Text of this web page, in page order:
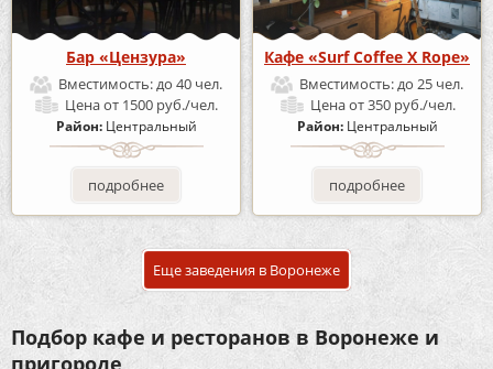
Бар «Цензура»
Вместимость:до 40 чел.
Ценаот 1500 руб./чел.
Район: Центральный
подробнее
Кафе «Surf Coffee X Rope»
Вместимость:до 25 чел.
Ценаот 350 руб./чел.
Район: Центральный
подробнее
Еще заведения в Воронеже
Подбор кафе и ресторанов в Воронеже и
пригороде